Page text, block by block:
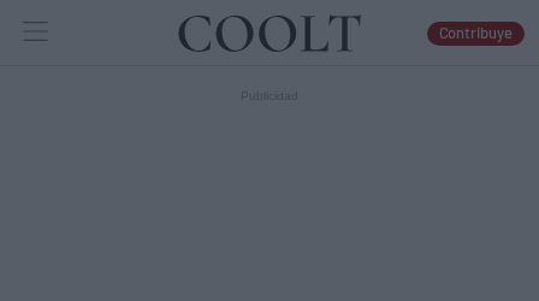
IDEAS
Contribuye